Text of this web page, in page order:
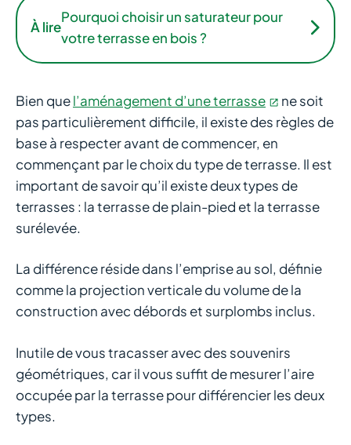
À lire
Pourquoi choisir un saturateur pour
votre terrasse en bois ?
Bien quel’aménagement d’une terrasse
ne soit
pas particulièrement difficile, il existe des règles de
base à respecter avant de commencer, en
commençant par le choix du type de terrasse. Il est
important de savoir qu’il existe deux types de
terrasses : la terrasse de plain-pied et la terrasse
surélevée.
La différence réside dans l’emprise au sol, définie
comme la projection verticale du volume de la
construction avec débords et surplombs inclus.
Inutile de vous tracasser avec des souvenirs
géométriques, car il vous suffit de mesurer l’aire
occupée par la terrasse pour différencier les deux
types.